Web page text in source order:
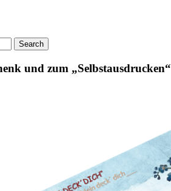
Search
und zum „Selbstausdrucken“